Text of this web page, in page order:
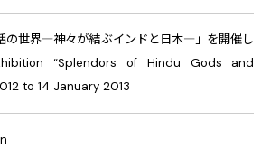
の世界―神々が結ぶインドと日本―」を開催し
“Splendors of Hindu Gods and
to 14 January 2013